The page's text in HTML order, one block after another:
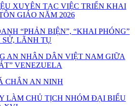
XUYÊN TẠC VIỆC TRIỂN KHAI
GIÁO NĂM 2026
“PHẢN BIỆN”, “KHAI PHÓNG”
LÃNH TỤ
AN NHÂN DÂN VIỆT NAM GIỮA
VENEZUELA
CHẮN AN NINH
LÀM CHỦ TỊCH NHÓM ĐẠI BIỂU